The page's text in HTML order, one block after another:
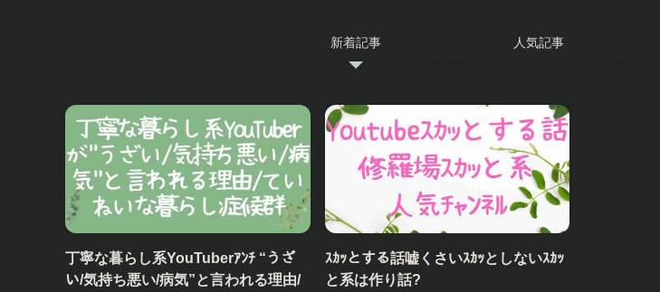
新着記事 人気記事
丁寧な暮らし系YouTuberｱﾝﾁ “うざ
い/気持ち悪い/病気”と言われる理由/
ｽｶｯとする話嘘くさいｽｶｯとしないｽｶｯ
と系は作り話?